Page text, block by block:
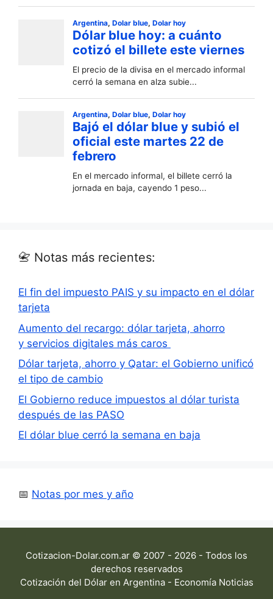
📇 Notas más recientes:
El fin del impuesto PAIS y su impacto en el dólar
tarjeta
Aumento del recargo: dólar tarjeta, ahorro
y servicios digitales más caros
Dólar tarjeta, ahorro y Qatar: el Gobierno unificó
el tipo de cambio
El Gobierno reduce impuestos al dólar turista
después de las PASO
El dólar blue cerró la semana en baja
📅 Notas por mes y año
Cotizacion-Dolar.com.ar © 2007 - 2026 - Todos los
derechos reservados
Cotización del Dólar en Argentina - Economía Noticias